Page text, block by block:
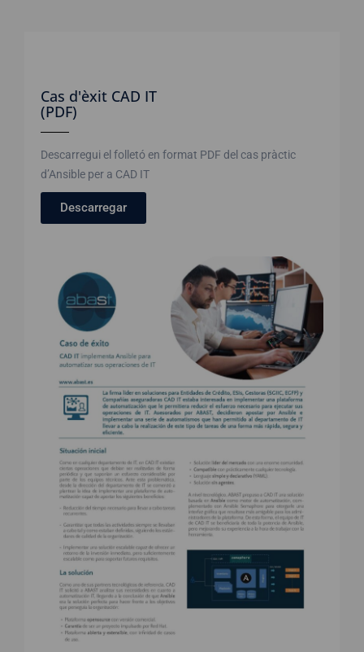
Cas d'èxit CAD IT
(PDF)
Descarregui el folletó en format PDF del cas pràctic
d’Ansible per a CAD IT
Descarregar